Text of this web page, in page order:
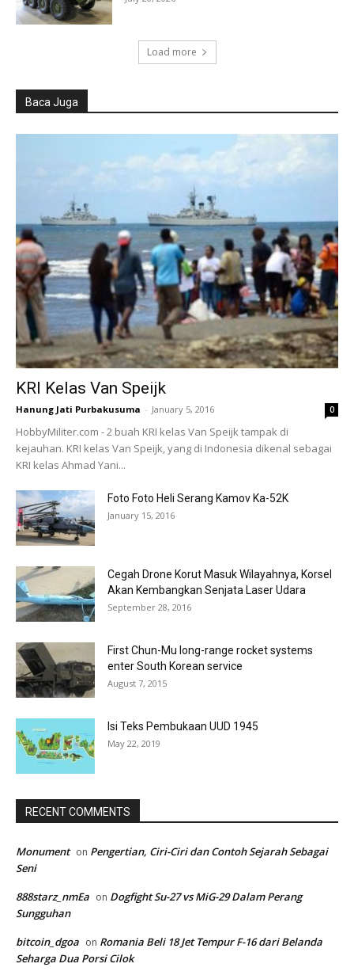
Load more
Baca Juga
KRI Kelas Van Speijk
Hanung Jati Purbakusuma - January 5, 2016 0
HobbyMiliter.com - 2 buah KRI kelas Van Speijk tampak di
kejauhan. KRI kelas Van Speijk, yang di Indonesia dikenal sebagai
KRI kelas Ahmad Yani...
Foto Foto Heli Serang Kamov Ka-52K
January 15, 2016
Cegah Drone Korut Masuk Wilayahnya, Korsel
Akan Kembangkan Senjata Laser Udara
September 28, 2016
First Chun-Mu long-range rocket systems
enter South Korean service
August 7, 2015
Isi Teks Pembukaan UUD 1945
May 22, 2019
RECENT COMMENTS
Monument on Pengertian, Ciri-Ciri dan Contoh Sejarah Sebagai
Seni
888starz_nmEa on Dogfight Su-27 vs MiG-29 Dalam Perang
Sungguhan
bitcoin_dgoa on Romania Beli 18 Jet Tempur F-16 dari Belanda
Seharga Dua Porsi Cilok